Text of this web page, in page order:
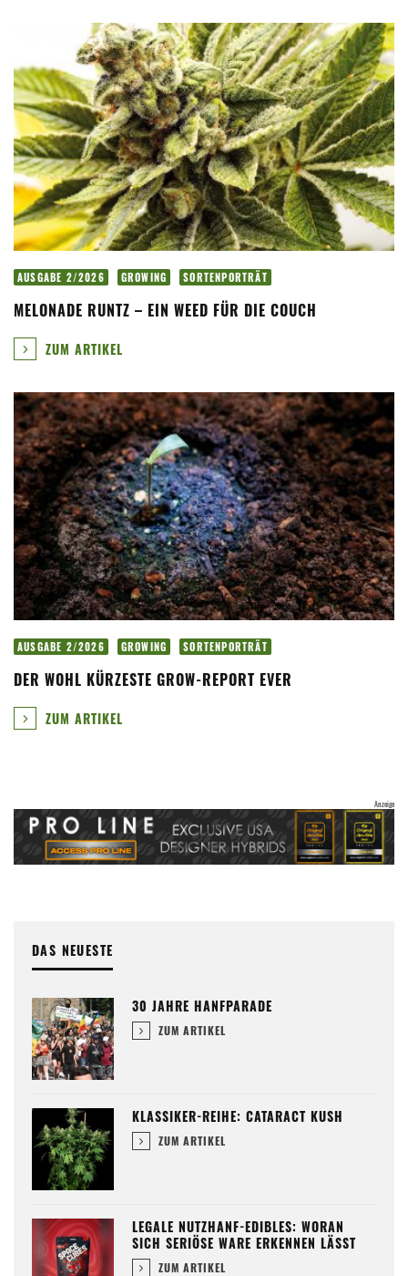
AUSGABE 2/2026 GROWING SORTENPORTRÄT
MELONADE RUNTZ – EIN WEED FÜR DIE COUCH
ZUM ARTIKEL
AUSGABE 2/2026 GROWING SORTENPORTRÄT
DER WOHL KÜRZESTE GROW-REPORT EVER
ZUM ARTIKEL
DAS NEUESTE
30 JAHRE HANFPARADE
ZUM ARTIKEL
KLASSIKER-REIHE: CATARACT KUSH
ZUM ARTIKEL
LEGALE NUTZHANF-EDIBLES: WORAN
SICH SERIÖSE WARE ERKENNEN LÄSST
ZUM ARTIKEL